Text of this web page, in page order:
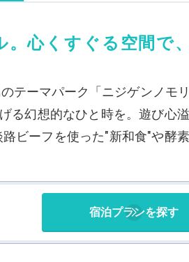
心くすぐる空間で
テーマパーク「ニジゲンノモ
る幻想的なひと時を。遊び心
ビーフを使った"新和食"や酵
宿泊プランを探す